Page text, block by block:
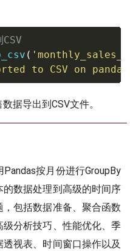
(
to CSV on
据导出到CSV文件。
按月份进行GroupBy
数据处理到高级的时间序
包括数据准备、聚合函数
分析技巧、性能优化、季
视表、时间窗口操作以及